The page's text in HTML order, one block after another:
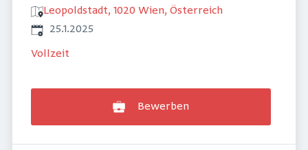
Leopoldstadt, 1020 Wien, Österreich
Veröffentlicht
25.1.2025
Vollzeit
Bewerben